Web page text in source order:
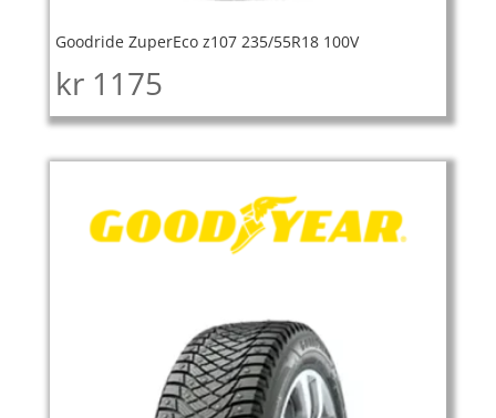
Goodride ZuperEco z107 235/55R18 100V
kr 1175